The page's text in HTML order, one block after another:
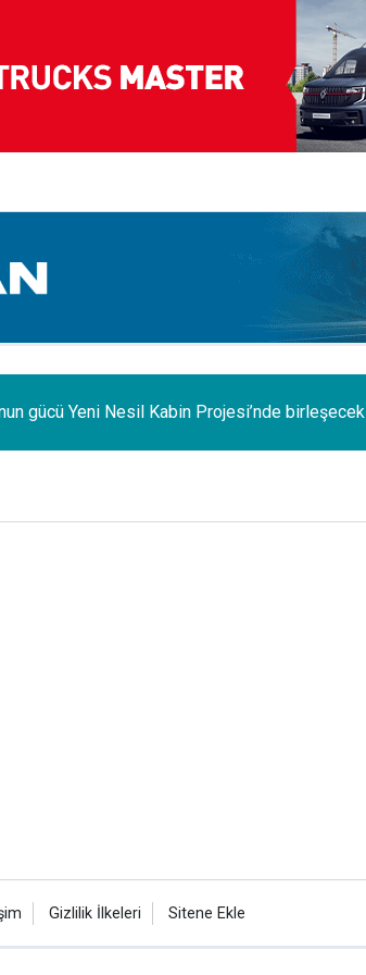
gücü Yeni Nesil Kabin Projesi’nde birleşecek
Gizlilik İlkeleri Sitene Ekle